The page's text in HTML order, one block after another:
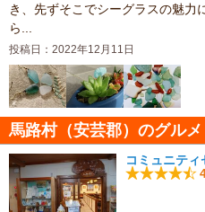
き、先ずそこでシーグラスの魅力
ら...
投稿日：2022年12月11日
馬路村（安芸郡）のグルメ
コミュニティ